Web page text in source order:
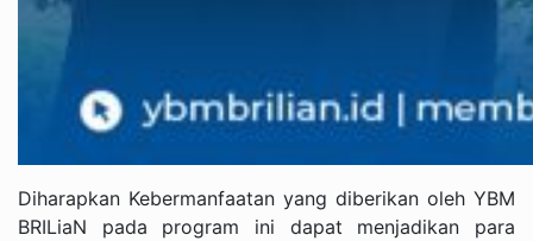
Diharapkan Kebermanfaatan yang diberikan oleh YBM
BRILiaN pada program ini dapat menjadikan para